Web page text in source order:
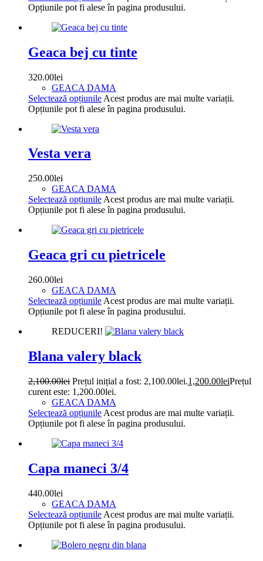
Opțiunile pot fi alese în pagina produsului.
Geaca bej cu tinte
320.00lei
GEACA DAMA
Selectează opțiunile Acest produs are mai multe variații.
Opțiunile pot fi alese în pagina produsului.
Vesta vera
250.00lei
GEACA DAMA
Selectează opțiunile Acest produs are mai multe variații.
Opțiunile pot fi alese în pagina produsului.
Geaca gri cu pietricele
260.00lei
GEACA DAMA
Selectează opțiunile Acest produs are mai multe variații.
Opțiunile pot fi alese în pagina produsului.
REDUCERI!
Blana valery black
2,100.00lei Prețul inițial a fost: 2,100.00lei.1,200.00leiPrețul
curent este: 1,200.00lei.
GEACA DAMA
Selectează opțiunile Acest produs are mai multe variații.
Opțiunile pot fi alese în pagina produsului.
Capa maneci 3/4
440.00lei
GEACA DAMA
Selectează opțiunile Acest produs are mai multe variații.
Opțiunile pot fi alese în pagina produsului.